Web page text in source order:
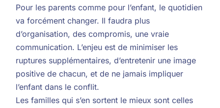
Pour les parents comme pour l’enfant, le quotidien
va forcément changer. Il faudra plus
d’organisation, des compromis, une vraie
communication. L’enjeu est de minimiser les
ruptures supplémentaires, d’entretenir une image
positive de chacun, et de ne jamais impliquer
l’enfant dans le conflit.
Les familles qui s’en sortent le mieux sont celles